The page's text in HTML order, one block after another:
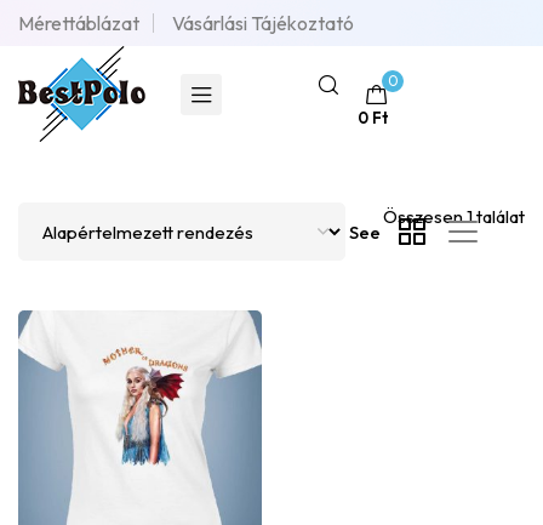
Mérettáblázat Vásárlási Tájékoztató
0
0 Ft
Összesen 1 találat
See